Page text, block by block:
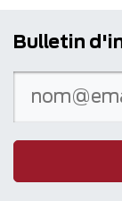
Bulletin